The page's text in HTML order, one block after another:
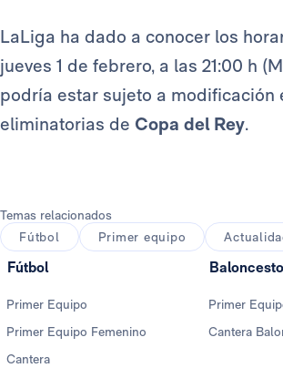
LaLiga ha dado a conocer los
jueves 1 de febrero, a las 21:00 h
podría estar sujeto a
eliminatorias de Copa del Rey.
Temas relacionados
Fútbol
Primer equipo
Fútbol
Primer Equipo
Primer Equipo Femenino
Cantera
Baloncesto
Primer
Cantera